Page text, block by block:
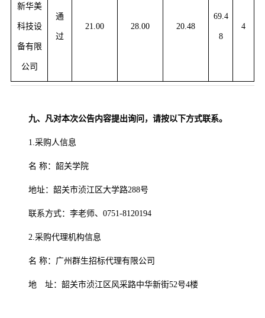
新华美
科技设
备有限
公司
通
过
21.00 28.00 20.48
69.4
8
4
九、凡对本次公告内容提出询问，请按以下方式联系。
1.采购人信息
名 称：韶关学院
地址：韶关市浈江区大学路288号
联系方式： 李老师、 0751-8120194
2.采购代理机构信息
名 称：广州群生招标代理有限公司
地 址：韶关市浈江区风采路中华新街52号4楼